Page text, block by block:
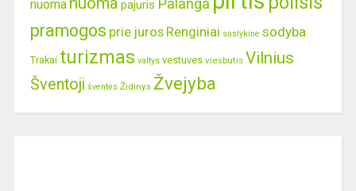
nuoma pajuris Palanga
pramogos prie juros Renginiai saslykine sodyba
Trakai turizmas valtys vestuves viesbutis Vilnius
Šventoji šventės Židinys Žvejyba